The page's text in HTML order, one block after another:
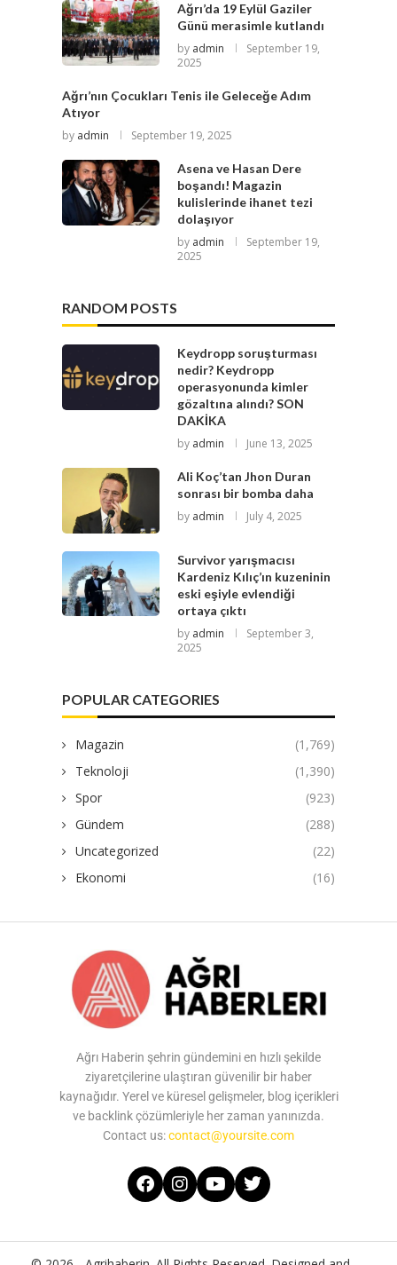
Ağrı’da 19 Eylül Gaziler
Günü merasimle kutlandı
by admin
September 19,
2025
Ağrı’nın Çocukları Tenis ile Geleceğe Adım
Atıyor
by admin September 19, 2025
Asena ve Hasan Dere
boşandı! Magazin
kulislerinde ihanet tezi
dolaşıyor
by admin
September 19,
2025
RANDOM POSTS
Keydropp soruşturması
nedir? Keydropp
operasyonunda kimler
gözaltına alındı? SON
DAKİKA
by admin June 13, 2025
Ali Koç’tan Jhon Duran
sonrası bir bomba daha
by admin July 4, 2025
Survivor yarışmacısı
Kardeniz Kılıç’ın kuzeninin
eski eşiyle evlendiği
ortaya çıktı
by admin
September 3,
2025
POPULAR CATEGORIES
Magazin
(1,769)
Teknoloji
(1,390)
Spor
(923)
Gündem
(288)
Uncategorized
(22)
Ekonomi
(16)
Ağrı Haberin şehrin gündemini en hızlı şekilde
ziyaretçilerine ulaştıran güvenilir bir haber
kaynağıdır. Yerel ve küresel gelişmeler, blog içerikleri
ve backlink çözümleriyle her zaman yanınızda.
Contact us:contact@yoursite.com